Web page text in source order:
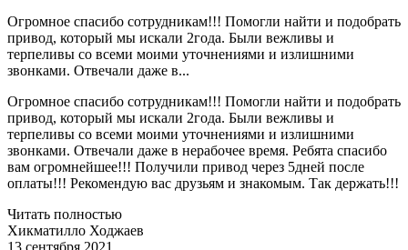
Огромное спасибо сотрудникам!!! Помогли найти и подобрать
привод, который мы искали 2года. Были вежливы и
терпеливы со всеми моими уточнениями и излишними
звонками. Отвечали даже в...
Огромное спасибо сотрудникам!!! Помогли найти и подобрать
привод, который мы искали 2года. Были вежливы и
терпеливы со всеми моими уточнениями и излишними
звонками. Отвечали даже в нерабочее время. Ребята спасибо
вам огромнейшее!!! Получили привод через 5дней после
оплаты!!! Рекомендую вас друзьям и знакомым. Так держать!!!
Читать полностью
Хикматилло Ходжаев